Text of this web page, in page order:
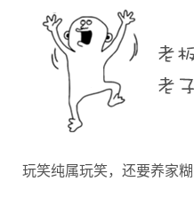
玩笑纯属玩笑，还要养家糊